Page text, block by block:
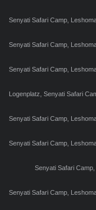
Senyati Safari Camp,
Senyati Safari Camp,
Senyati Safari Camp,
Logenplatz, Senyati Safari
Senyati Safari Camp,
Senyati Safari Camp,
Senyati Safari
Senyati Safari Camp,